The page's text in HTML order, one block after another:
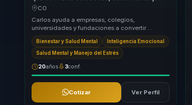
poder interior en conciencia aplicable.
CO
Carlos ayuda a empresas, colegios,
universidades y fundaciones a convertir
adicciones, salud mental, miedo y hábitos
compulsivos en conci...
Bienestar y Salud Mental Inteligencia Emocional
Salud Mental y Manejo del Estrés
20años 3conf.
Cotizar Ver Perfil